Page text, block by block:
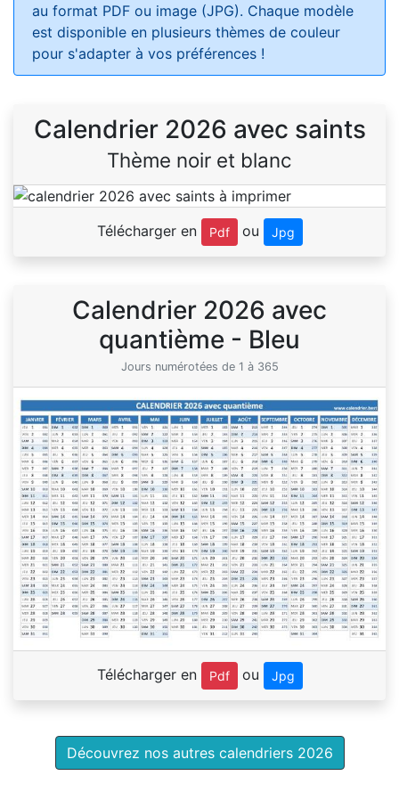
au format PDF ou image (JPG). Chaque modèle
est disponible en plusieurs thèmes de couleur
pour s'adapter à vos préférences !
Calendrier 2026 avec saints
Thème noir et blanc
Télécharger en Pdf ou Jpg
Calendrier 2026 avec
quantième - Bleu
Jours numérotées de 1 à 365
Télécharger en Pdf ou Jpg
Découvrez nos autres calendriers 2026